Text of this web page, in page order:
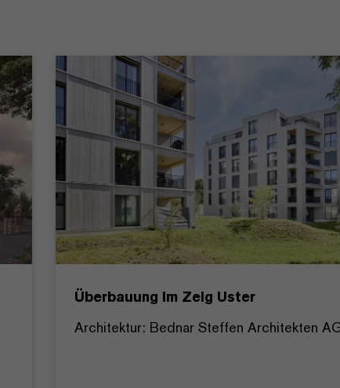
Überbauung Im Zelg Uster
Architektur: Bednar Steffen Architekten